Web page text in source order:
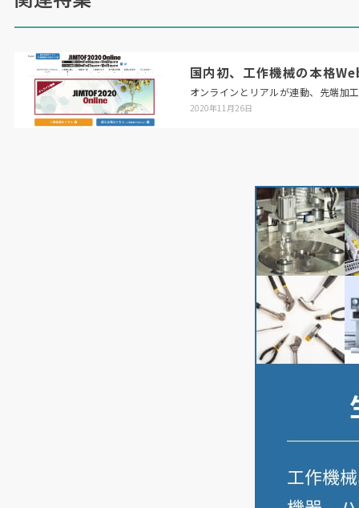
国内初、工作機械の本格
オンラインとリアルが連動、先端加
2020年11月26日